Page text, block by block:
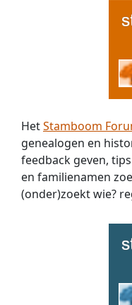
HetStamboom
genealogen en
feedback geven,
en familienamen
(onder)zoekt wie?